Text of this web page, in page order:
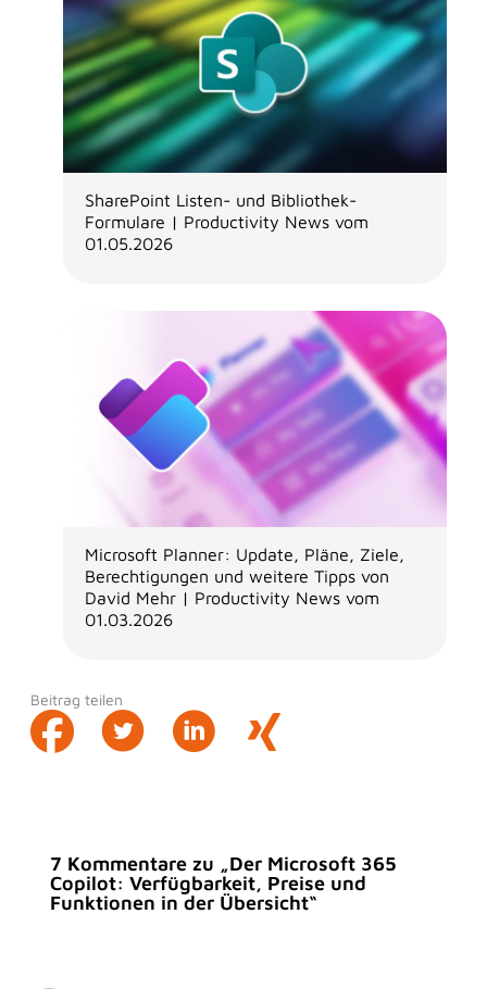
SharePoint Listen- und Bibliothek-
Formulare | Productivity News vom
01.05.2026
Microsoft Planner: Update, Pläne, Ziele,
Berechtigungen und weitere Tipps von
David Mehr | Productivity News vom
01.03.2026
Beitrag teilen
7 Kommentare zu „Der Microsoft 365
Copilot: Verfügbarkeit, Preise und
Funktionen in der Übersicht“